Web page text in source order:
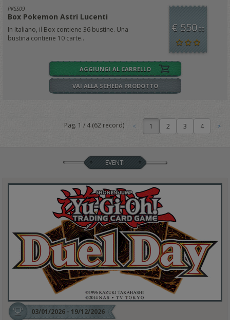
PKSS09
Box Pokemon Astri Lucenti
In Italiano, il Box contiene 36 bustine. Una
bustina contiene 10 carte..
€ 550,00
AGGIUNGI AL CARRELLO
VAI ALLA SCHEDA PRODOTTO
Pag. 1 / 4 (62 record) 1
EVENTI
03/01/2026 - 19/12/2026